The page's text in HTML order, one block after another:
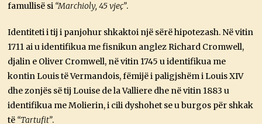
famullisë si “Marchioly, 45 vjeç”.
Identiteti i tij i panjohur shkaktoi një sërë hipotezash. Në vitin
1711 ai u identifikua me fisnikun anglez Richard Cromwell,
djalin e Oliver Cromwell, në vitin 1745 u identifikua me
kontin Louis të Vermandois, fëmijë i paligjshëm i Louis XIV
dhe zonjës së tij Louise de la Valliere dhe në vitin 1883 u
identifikua me Molierin, i cili dyshohet se u burgos për shkak
të “Tartufit”.